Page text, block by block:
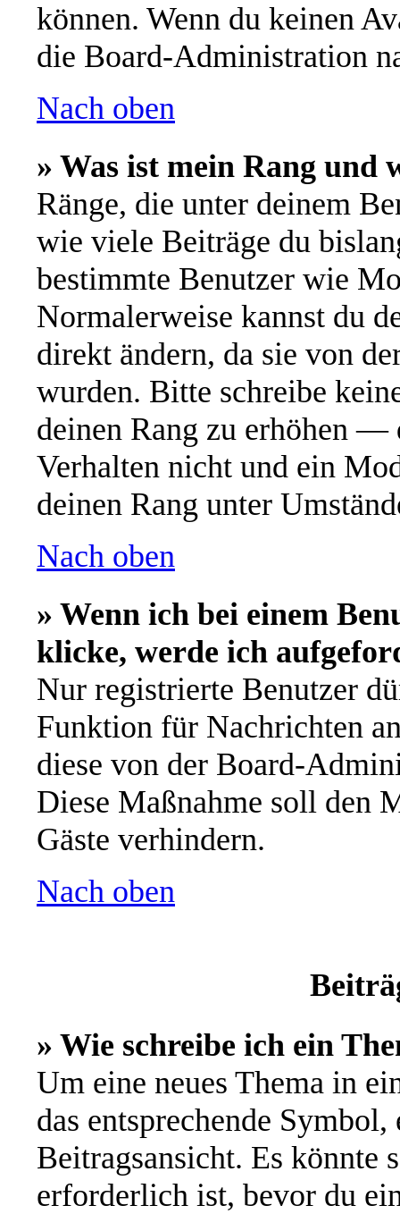
können. Wenn du keinen
die Board-Administration
Nach oben
» Was ist mein Rang und
Ränge, die unter deinem
wie viele Beiträge du
bestimmte Benutzer wie
Normalerweise kannst du
direkt ändern, da sie von
wurden. Bitte schreibe
deinen Rang zu erhöhen —
Verhalten nicht und ein
deinen Rang unter
Nach oben
» Wenn ich bei einem
klicke, werde ich
Nur registrierte Benutzer
Funktion für Nachrichten
diese von der Board-
Diese Maßnahme soll den
Gäste verhindern.
Nach oben
» Wie schreibe ich ein
Um eine neues Thema in
das entsprechende
Beitragsansicht. Es könnte
erforderlich ist, bevor du